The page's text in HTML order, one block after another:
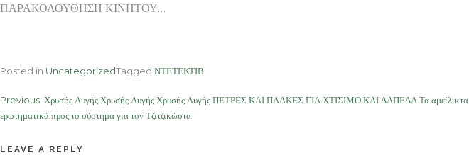
ΠΑΡΑΚΟΛΟΥΘΗΣΗ ΚΙΝΗΤΟΥ…
Posted in UncategorizedTagged ΝΤΕΤΕΚΤΙΒ
Post
navigation
Previous: Χρυσής Αυγής Χρυσής Αυγής Χρυσής Αυγής ΠΕΤΡΕΣ ΚΑΙ ΠΛΑΚΕΣ ΓΙΑ ΧΤΙΣΙΜΟ ΚΑΙ ΔΑΠΕΔΑ Τα αμείλικτα
ερωτηματικά προς το σύστημα για τον Τζιτζικώστα
LEAVE A REPLY